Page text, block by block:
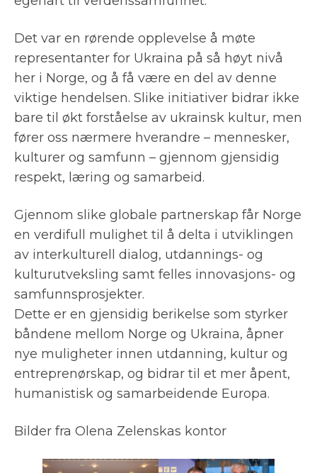
Det var en rørende opplevelse å møte
representanter for Ukraina på så høyt nivå
her i Norge, og å få være en del av denne
viktige hendelsen. Slike initiativer bidrar ikke
bare til økt forståelse av ukrainsk kultur, men
fører oss nærmere hverandre – mennesker,
kulturer og samfunn – gjennom gjensidig
respekt, læring og samarbeid.
Gjennom slike globale partnerskap får Norge
en verdifull mulighet til å delta i utviklingen
av interkulturell dialog, utdannings- og
kulturutveksling samt felles innovasjons- og
samfunnsprosjekter.
Dette er en gjensidig berikelse som styrker
båndene mellom Norge og Ukraina, åpner
nye muligheter innen utdanning, kultur og
entreprenørskap, og bidrar til et mer åpent,
humanistisk og samarbeidende Europa.
Bilder fra Olena Zelenskas kontor